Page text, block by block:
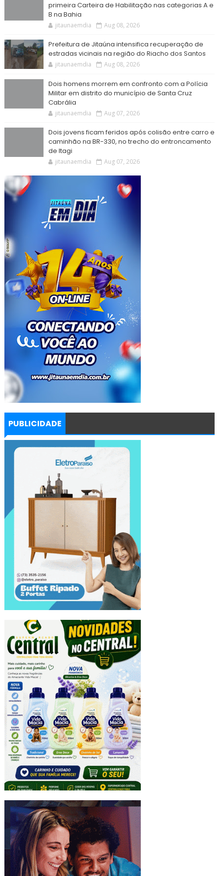
primeira Carteira de Habilitação nas categorias A e
B na Bahia
jitaunaemdia Aug 08, 2026
Prefeitura de Jitaúna intensifica recuperação de
estradas vicinais na região do Riacho dos Santos
jitaunaemdia Aug 08, 2026
Dois homens morrem em confronto com a Polícia
Militar em distrito do município de Santa Cruz
Cabrália
jitaunaemdia Aug 07, 2026
Dois jovens ficam feridos após colisão entre carro e
caminhão na BR-330, no trecho do entroncamento
de Itagi
jitaunaemdia Aug 07, 2026
PUBLICIDADE